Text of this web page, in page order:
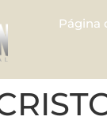
Página